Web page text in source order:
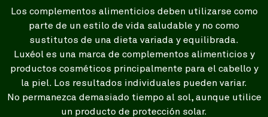
Los complementos alimenticios deben utilizarse como
parte de un estilo de vida saludable y no como
sustitutos de una dieta variada y equilibrada.
Luxéol es una marca de complementos alimenticios y
productos cosméticos principalmente para el cabello y
la piel. Los resultados individuales pueden variar.
No permanezca demasiado tiempo al sol, aunque utilice
un producto de protección solar.